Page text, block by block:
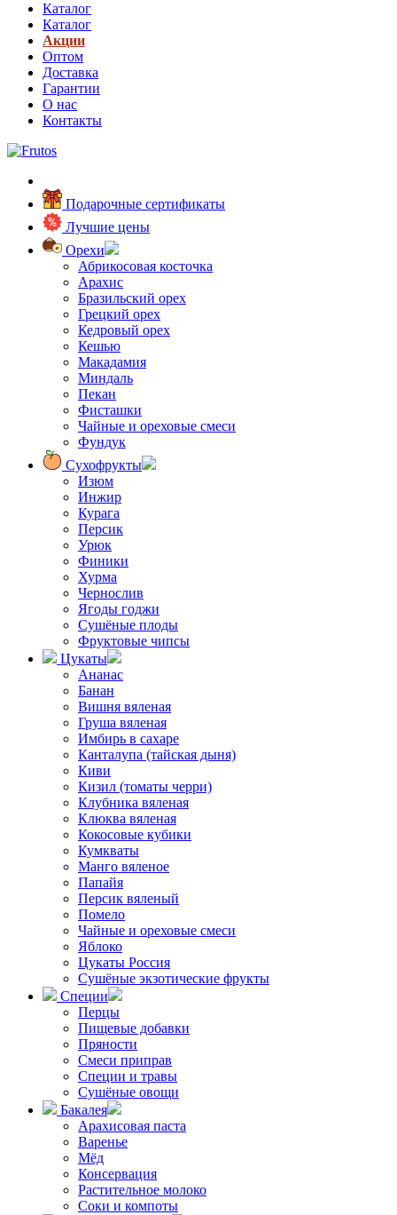
Каталог
Каталог
Акции
Оптом
Доставка
Гарантии
О нас
Контакты
Подарочные сертификаты
Лучшие цены
Орехи
Абрикосовая косточка
Арахис
Бразильский орех
Грецкий орех
Кедровый орех
Кешью
Макадамия
Миндаль
Пекан
Фисташки
Чайные и ореховые смеси
Фундук
Сухофрукты
Изюм
Инжир
Курага
Персик
Урюк
Финики
Хурма
Чернослив
Ягоды годжи
Сушёные плоды
Фруктовые чипсы
Цукаты
Ананас
Банан
Вишня вяленая
Груша вяленая
Имбирь в сахаре
Канталупа (тайская дыня)
Киви
Кизил (томаты черри)
Клубника вяленая
Клюква вяленая
Кокосовые кубики
Кумкваты
Манго вяленое
Папайя
Персик вяленый
Помело
Чайные и ореховые смеси
Яблоко
Цукаты Россия
Сушёные экзотические фрукты
Специи
Перцы
Пищевые добавки
Пряности
Смеси приправ
Специи и травы
Сушёные овощи
Бакалея
Арахисовая паста
Варенье
Мёд
Консервация
Растительное молоко
Соки и компоты